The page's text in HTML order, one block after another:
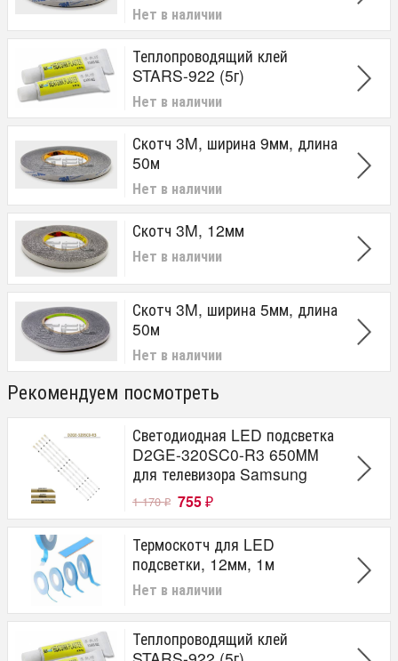
Нет в наличии
Теплопроводящий клей
STARS-922 (5г)
Нет в наличии
Скотч 3M, ширина 9мм, длина
50м
Нет в наличии
Скотч 3M, 12мм
Нет в наличии
Скотч 3M, ширина 5мм, длина
50м
Нет в наличии
Рекомендуем посмотреть
Светодиодная LED подсветка
D2GE-320SC0-R3 650ММ
для телевизора Samsung
1 170₽ 755 ₽
Термоскотч для LED
подсветки, 12мм, 1м
Нет в наличии
Теплопроводящий клей